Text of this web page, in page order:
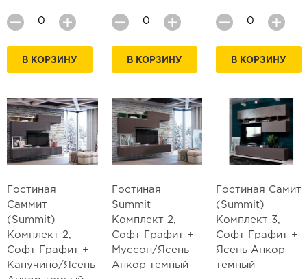
В КОРЗИНУ В КОРЗИНУ В КОРЗИНУ
Гостиная
Саммит
(Summit)
Комплект 2,
Софт Графит +
Капучино/Ясень
Гостиная
Summit
Комплект 2,
Софт Графит +
Муссон/Ясень
Анкор темный
Гостиная Самит
(Summit)
Комплект 3,
Софт Графит +
Ясень Анкор
темный